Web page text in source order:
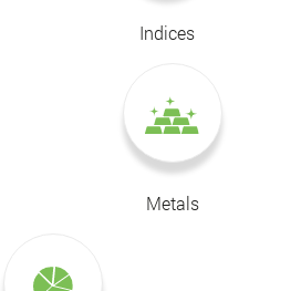
Indices
Metals